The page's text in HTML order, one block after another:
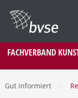
FACHVERBAND
Gut informiert